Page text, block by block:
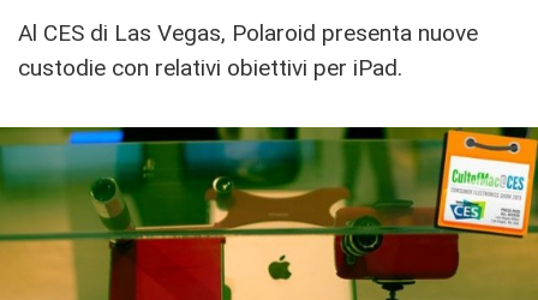
Al CES di Las Vegas, Polaroid presenta nuove
custodie con relativi obiettivi per iPad.